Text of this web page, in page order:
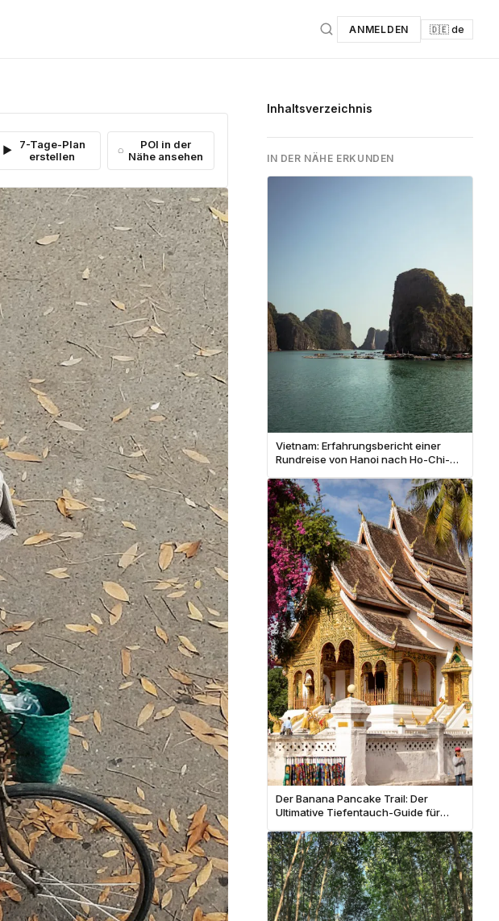
ANMELDEN 🇩🇪 de
7-Tage-Plan
erstellen
POI in der
Nähe ansehen
Inhaltsverzeichnis
IN DER NÄHE ERKUNDEN
Vietnam: Erfahrungsbericht einer
Rundreise von Hanoi nach Ho-Chi-
Der Banana Pancake Trail: Der
Ultimative Tiefentauch-Guide für